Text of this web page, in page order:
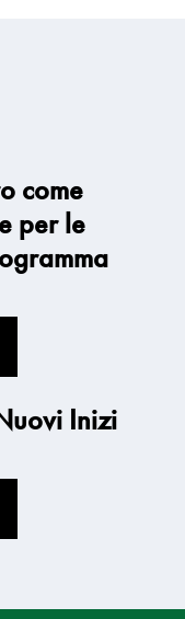
come
per le
Inizi